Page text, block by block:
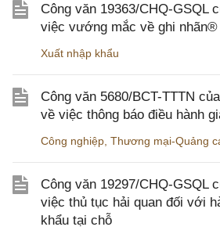
Công văn 19363/CHQ-GSQL
việc vướng mắc về ghi nhãn®
Xuất nhập khẩu
Công văn 5680/BCT-TTTN
về việc thông báo điều hành
Công nghiệp Thương mại-Quảng
Công văn 19297/CHQ-GSQL
việc thủ tục hải quan đối với
khẩu tại chỗ